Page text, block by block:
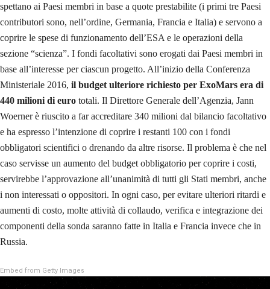
spettano ai Paesi membri in base a quote prestabilite (i primi tre Paesi
contributori sono, nell’ordine, Germania, Francia e Italia) e servono a
coprire le spese di funzionamento dell’ESA e le operazioni della
sezione “scienza”. I fondi facoltativi sono erogati dai Paesi membri in
base all’interesse per ciascun progetto. All’inizio della Conferenza
Ministeriale 2016, il budget ulteriore richiesto per ExoMars era di
440 milioni di euro totali. Il Direttore Generale dell’Agenzia, Jann
Woerner è riuscito a far accreditare 340 milioni dal bilancio facoltativo
e ha espresso l’intenzione di coprire i restanti 100 con i fondi
obbligatori scientifici o drenando da altre risorse. Il problema è che nel
caso servisse un aumento del budget obbligatorio per coprire i costi,
servirebbe l’approvazione all’unanimità di tutti gli Stati membri, anche
i non interessati o oppositori. In ogni caso, per evitare ulteriori ritardi e
aumenti di costo, molte attività di collaudo, verifica e integrazione dei
componenti della sonda saranno fatte in Italia e Francia invece che in
Russia.
Embed from Getty Images